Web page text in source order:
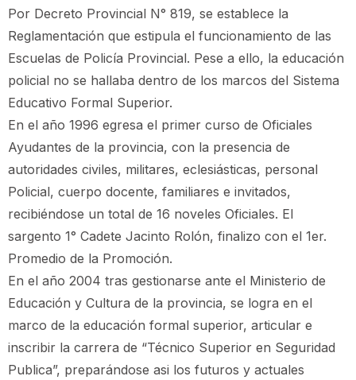
Por Decreto Provincial N° 819, se establece la
Reglamentación que estipula el funcionamiento de las
Escuelas de Policía Provincial. Pese a ello, la educación
policial no se hallaba dentro de los marcos del Sistema
Educativo Formal Superior.
En el año 1996 egresa el primer curso de Oficiales
Ayudantes de la provincia, con la presencia de
autoridades civiles, militares, eclesiásticas, personal
Policial, cuerpo docente, familiares e invitados,
recibiéndose un total de 16 noveles Oficiales. El
sargento 1° Cadete Jacinto Rolón, finalizo con el 1er.
Promedio de la Promoción.
En el año 2004 tras gestionarse ante el Ministerio de
Educación y Cultura de la provincia, se logra en el
marco de la educación formal superior, articular e
inscribir la carrera de “Técnico Superior en Seguridad
Publica”, preparándose asi los futuros y actuales